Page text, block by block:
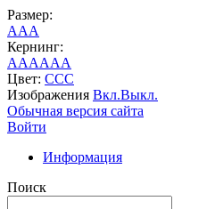
Размер:
AAA
Кернинг:
AAAAAA
Цвет: CCC
Изображения Вкл.Выкл.
Обычная версия сайта
Войти
Информация
Поиск